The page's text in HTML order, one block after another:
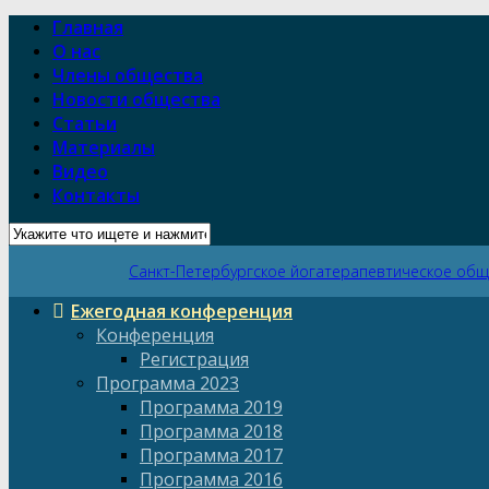
Главная
О нас
Члены общества
Новости общества
Статьи
Материалы
Видео
Контакты
Санкт-Петербургское йогатерапевтическое
Ежегодная конференция
Конференция
Регистрация
Программа 2023
Программа 2019
Программа 2018
Программа 2017
Программа 2016